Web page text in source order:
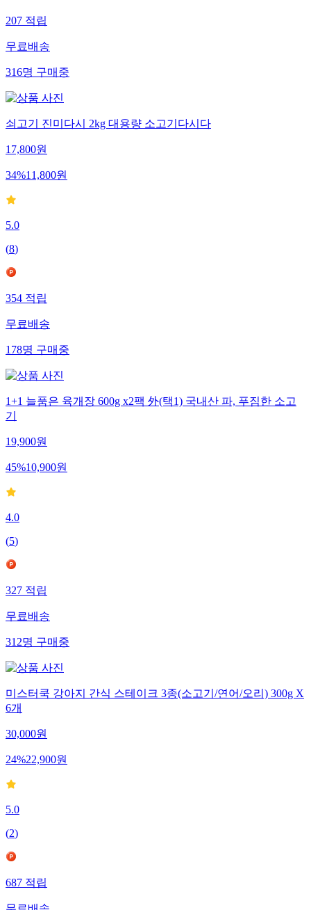
207적립
무료배송
316명구매중
쇠고기 진미다시 2kg 대용량 소고기다시다
17,800원
34%11,800원
5.0
(8)
354적립
무료배송
178명구매중
1+1 늘품은 육개장 600g x2팩 外(택1) 국내산 파, 푸짐한 소고
기
19,900원
45%10,900원
4.0
(5)
327적립
무료배송
312명구매중
미스터쿡 강아지 간식 스테이크 3종(소고기/연어/오리) 300g X
6개
30,000원
24%22,900원
5.0
(2)
687적립